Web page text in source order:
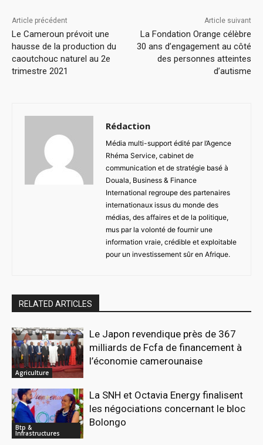
Article précédent
Le Cameroun prévoit une
hausse de la production du
caoutchouc naturel au 2e
trimestre 2021
Article suivant
La Fondation Orange célèbre
30 ans d’engagement au côté
des personnes atteintes
d’autisme
Rédaction
Média multi-support édité par l’Agence
Rhéma Service, cabinet de
communication et de stratégie basé à
Douala, Business & Finance
International regroupe des partenaires
internationaux issus du monde des
médias, des affaires et de la politique,
mus par la volonté de fournir une
information vraie, crédible et exploitable
pour un investissement sûr en Afrique.
RELATED ARTICLES
Agriculture
Le Japon revendique près de 367
milliards de Fcfa de financement à
l’économie camerounaise
Btp &
Infrastructures
La SNH et Octavia Energy finalisent
les négociations concernant le bloc
Bolongo